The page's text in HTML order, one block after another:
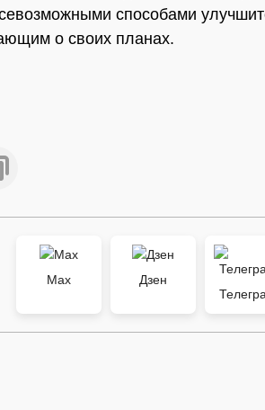
способами
о своих планах.
Max
Дзен